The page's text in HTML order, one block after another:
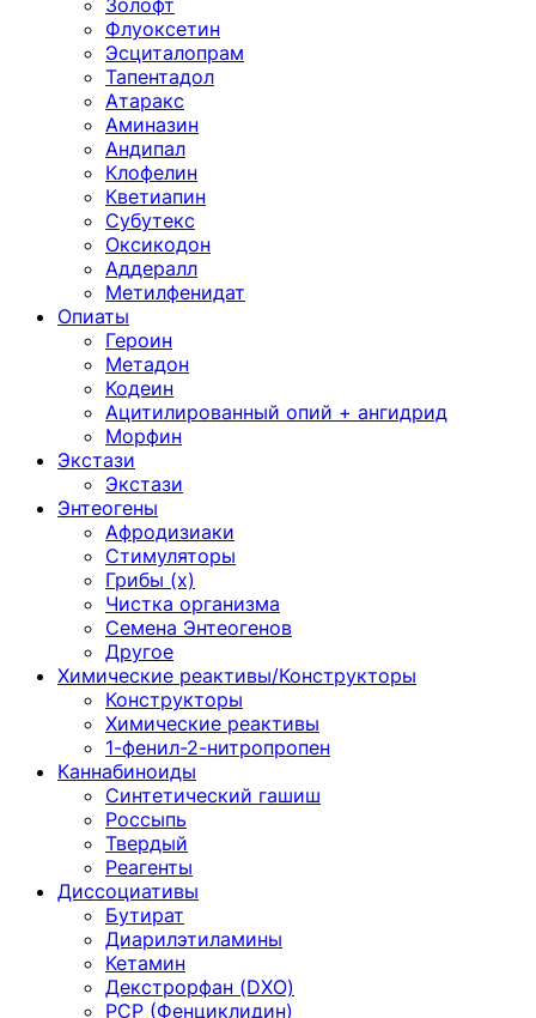
Золофт
Флуоксетин
Эсциталопрам
Тапентадол
Атаракс
Аминазин
Андипал
Клофелин
Кветиапин
Субутекс
Оксикодон
Аддералл
Метилфенидат
Опиаты
Героин
Метадон
Кодеин
Ацитилированный опий + ангидрид
Морфин
Экстази
Экстази
Энтеогены
Афродизиаки
Стимуляторы
Грибы (х)
Чистка организма
Семена Энтеогенов
Другое
Химические реактивы/Конструкторы
Конструкторы
Химические реактивы
1-фенил-2-нитропропен
Каннабиноиды
Синтетический гашиш
Россыпь
Твердый
Реагенты
Диссоциативы
Бутират
Диарилэтиламины
Кетамин
Декстрорфан (DXO)
PCP (Фенциклидин)